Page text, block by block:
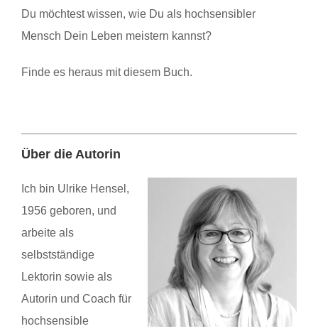
Du möchtest wissen, wie Du als hochsensibler
Mensch Dein Leben meistern kannst?
Finde es heraus mit diesem Buch.
Über die Autorin
Ich bin Ulrike Hensel,
1956 geboren, und
arbeite als
selbstständige
Lektorin sowie als
Autorin und Coach für
hochsensible